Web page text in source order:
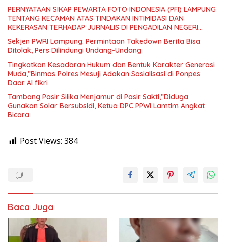
PERNYATAAN SIKAP PEWARTA FOTO INDONESIA (PFI) LAMPUNG
TENTANG KECAMAN ATAS TINDAKAN INTIMIDASI DAN
KEKERASAN TERHADAP JURNALIS DI PENGADILAN NEGERI
TANJUNG KARANG.
Sekjen PWRI Lampung: Permintaan Takedown Berita Bisa
Ditolak, Pers Dilindungi Undang-Undang
Tingkatkan Kesadaran Hukum dan Bentuk Karakter Generasi
Muda,”Binmas Polres Mesuji Adakan Sosialisasi di Ponpes
Daar Al fikri
Tambang Pasir Silika Menjamur di Pasir Sakti,”Diduga
Gunakan Solar Bersubsidi, Ketua DPC PPWI Lamtim Angkat
Bicara.
Post Views: 384
Baca Juga